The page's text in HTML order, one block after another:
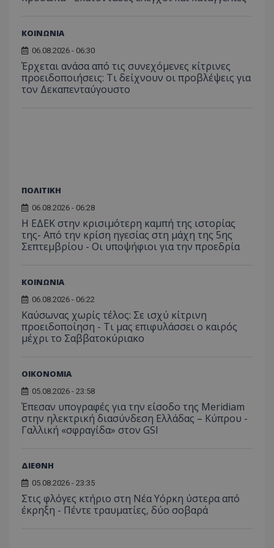
ΚΟΙΝΩΝΙΑ
06.08.2026 - 06:30
Έρχεται ανάσα από τις συνεχόμενες κίτρινες
προειδοποιήσεις: Τι δείχνουν οι προβλέψεις για
τον Δεκαπενταύγουστο
ΠΟΛΙΤΙΚΗ
06.08.2026 - 06:28
Η ΕΔΕΚ στην κρισιμότερη καμπή της ιστορίας
της- Από την κρίση ηγεσίας στη μάχη της 5ης
Σεπτεμβρίου - Οι υποψήφιοι για την προεδρία
ΚΟΙΝΩΝΙΑ
06.08.2026 - 06:22
Καύσωνας χωρίς τέλος: Σε ισχύ κίτρινη
προειδοποίηση - Τι μας επιφυλάσσει ο καιρός
μέχρι το Σαββατοκύριακο
ΟΙΚΟΝΟΜΙΑ
05.08.2026 - 23:58
Έπεσαν υπογραφές για την είσοδο της Meridiam
στην ηλεκτρική διασύνδεση Ελλάδας – Κύπρου -
Γαλλική «σφραγίδα» στον GSI
ΔΙΕΘΝΗ
05.08.2026 - 23:35
Στις φλόγες κτήριο στη Νέα Υόρκη ύστερα από
έκρηξη - Πέντε τραυματίες, δύο σοβαρά
ASP.NET_SessionId
VISITOR_PRIVACY_METADATA
YouTube
.youtube.com